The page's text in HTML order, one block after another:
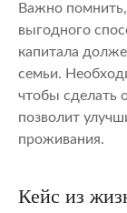
Важно
выгодного
капитала
семьи.
чтобы сделать
позволит
проживания.
Кейс из